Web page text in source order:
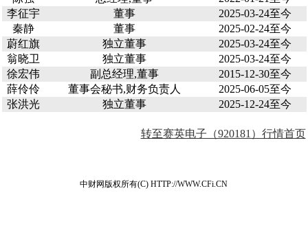
李征宇
董事
2025-03-24至今
秦静
董事
2025-02-24至今
蔚红旗
独立董事
2025-03-24至今
翁晓卫
独立董事
2025-03-24至今
徐宏伟
副总经理,董事
2015-12-30至今
薛伶伶
董事会秘书,财务负责人
2025-06-05至今
张洪光
独立董事 2025-12-24至今
转至赛英电子（920181）行情首页
中财网版权所有(C) HTTP://WWW.CFi.CN